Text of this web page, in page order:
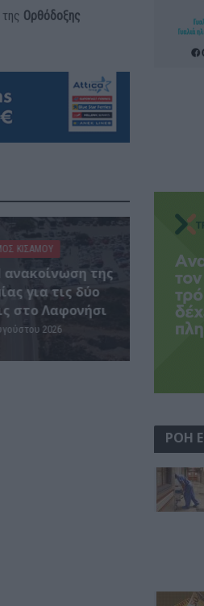
Ορθόδοξης
ΚΙΣΆΜΟΥ
ανακοίνωση της
για τις δύο
στο Λαφονήσι
2026
ΡΟΗ